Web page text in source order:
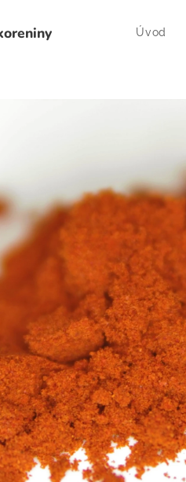
Úvod